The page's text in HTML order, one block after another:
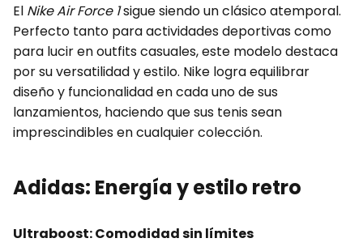
El Nike Air Force 1sigue siendo un clásico atemporal.
Perfecto tanto para actividades deportivas como
para lucir en outfits casuales, este modelo destaca
por su versatilidad y estilo. Nike logra equilibrar
diseño y funcionalidad en cada uno de sus
lanzamientos, haciendo que sus tenis sean
imprescindibles en cualquier colección.
Adidas: Energía y estilo retro
Ultraboost: Comodidad sin límites